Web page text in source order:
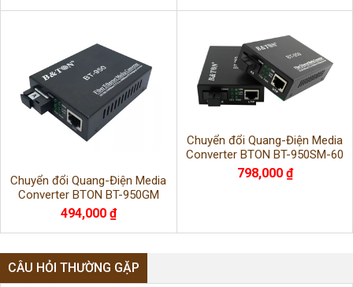
Chuyển đổi Quang-Điện Media
Converter BTON BT-950GM
494,000 ₫
Chuyển đổi Quang-Điện Media
Converter BTON BT-950SM-60
cao cấp chính hãng
798,000 ₫
CÂU HỎI THƯỜNG GẶP